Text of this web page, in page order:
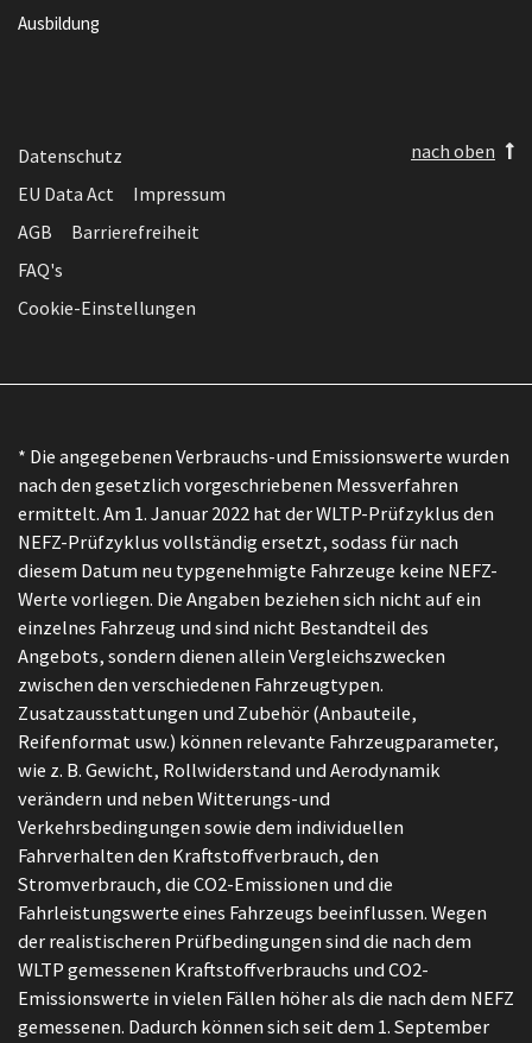
Ausbildung
Datenschutz
EU Data Act
Impressum
AGB
Barrierefreiheit
FAQ's
Cookie-Einstellungen
nach oben
* Die angegebenen Verbrauchs-und Emissionswerte wurden
nach den gesetzlich vorgeschriebenen Messverfahren
ermittelt. Am 1. Januar 2022 hat der WLTP-Prüfzyklus den
NEFZ-Prüfzyklus vollständig ersetzt, sodass für nach
diesem Datum neu typgenehmigte Fahrzeuge keine NEFZ-
Werte vorliegen. Die Angaben beziehen sich nicht auf ein
einzelnes Fahrzeug und sind nicht Bestandteil des
Angebots, sondern dienen allein Vergleichszwecken
zwischen den verschiedenen Fahrzeugtypen.
Zusatzausstattungen und Zubehör (Anbauteile,
Reifenformat usw.) können relevante Fahrzeugparameter,
wie z. B. Gewicht, Rollwiderstand und Aerodynamik
verändern und neben Witterungs-und
Verkehrsbedingungen sowie dem individuellen
Fahrverhalten den Kraftstoffverbrauch, den
Stromverbrauch, die CO2-Emissionen und die
Fahrleistungswerte eines Fahrzeugs beeinflussen. Wegen
der realistischeren Prüfbedingungen sind die nach dem
WLTP gemessenen Kraftstoffverbrauchs und CO2-
Emissionswerte in vielen Fällen höher als die nach dem NEFZ
gemessenen. Dadurch können sich seit dem 1. September